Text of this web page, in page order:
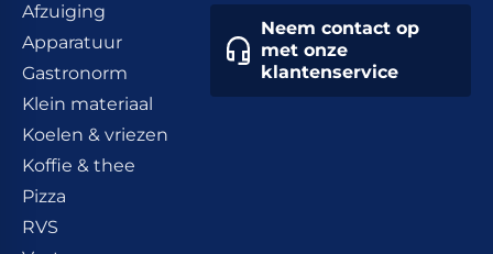
Afzuiging
Apparatuur
Gastronorm
Klein materiaal
Koelen & vriezen
Koffie & thee
Pizza
RVS
Neem contact op
met onze
klantenservice